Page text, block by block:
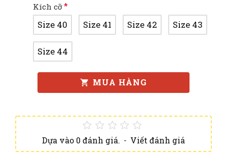
Dựa vào 0 đánh giá. - Viết đánh giá
Kích cỡ
Size 40 Size 41 Size 42 Size 43
Size 44
MUA HÀNG